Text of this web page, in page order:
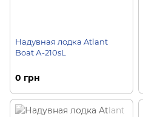
Надувная лодка Atlant
Boat А-210sL
0 грн